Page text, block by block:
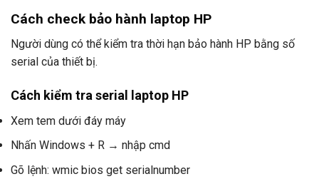
Cách check bảo hành laptop HP
Người dùng có thể kiểm tra thời hạn bảo hành HP bằng số
serial của thiết bị.
Cách kiểm tra serial laptop HP
Xem tem dưới đáy máy
Nhấn Windows + R → nhập cmd
Gõ lệnh: wmic bios get serialnumber